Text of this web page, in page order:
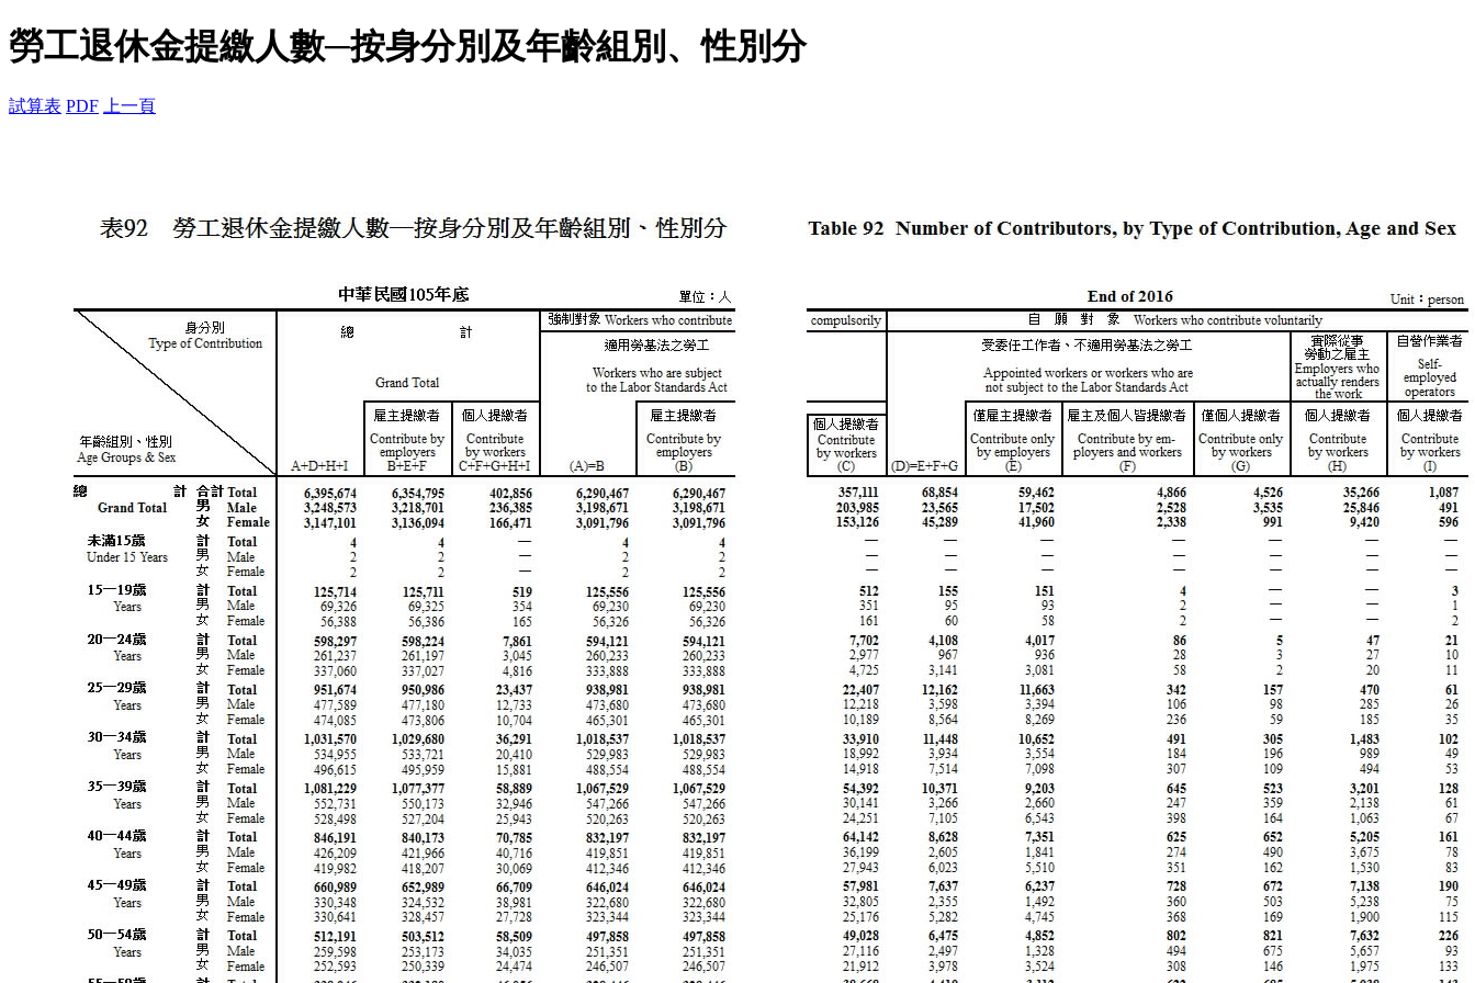
勞工退休金提繳人數─按身分別及年齡組別、性別分
試算表 PDF 上一頁